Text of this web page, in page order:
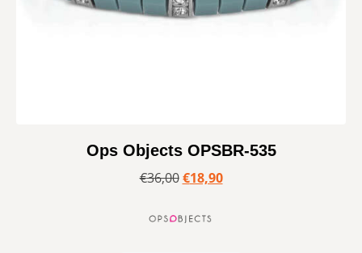
Ops Objects OPSBR-535
€36,00 €18,90